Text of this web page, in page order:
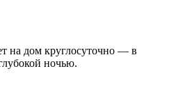
на дом круглосуточно — в
ночью.